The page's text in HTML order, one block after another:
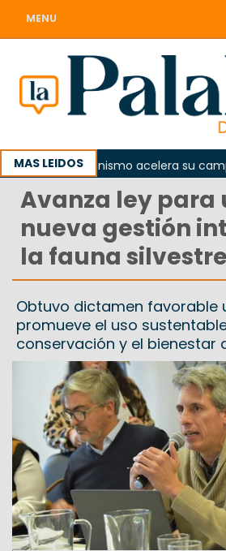
MENU
MAS LEIDOS
El peronismo acelera su
Avanza ley para
nueva gestión
la fauna silvestre
Obtuvo dictamen favorable
promueve el uso
conservación y el bienestar